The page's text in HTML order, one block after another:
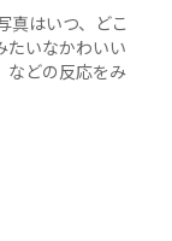
真はいつ、どこ
たいなかわいい
などの反応をみ